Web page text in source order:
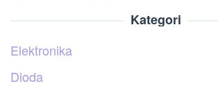
Kategori
Elektronika
Dioda